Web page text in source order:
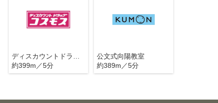
ディスカウントドラッグ コスモス 鹿児島宇宿店
約399m／5分
公文式向陽教室
約389m／5分